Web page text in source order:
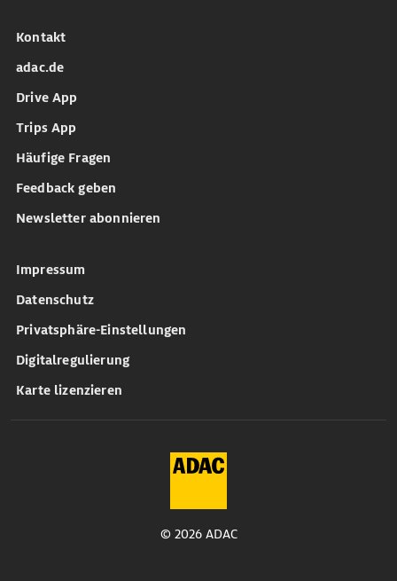
Kontakt
adac.de
Drive App
Trips App
Häufige Fragen
Feedback geben
Newsletter abonnieren
Impressum
Datenschutz
Privatsphäre-Einstellungen
Digitalregulierung
Karte lizenzieren
© 2026 ADAC